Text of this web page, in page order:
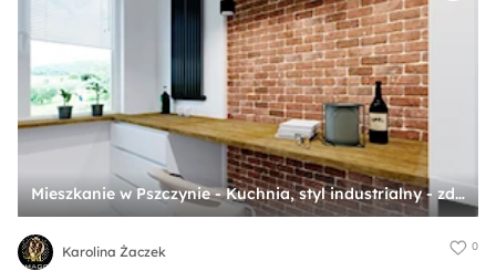
Mieszkanie w Pszczynie - Kuchnia, styl industrialny - zdjęcie od Karolina Żaczek
Karolina Żaczek 0